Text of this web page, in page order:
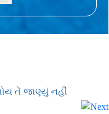
તેં જાણ્યું નહીં